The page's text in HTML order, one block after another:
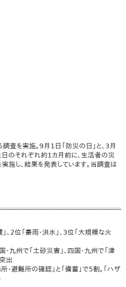
調査を実施。9月1日「防災の日」と、3月
のそれぞれ約1カ月前に、生活者の災
施し、結果を発表しています。当調査は
、2位「豪雨・洪水」、3位「大規模な火
・九州で「土砂災害」、四国・九州で「津
出
・避難所の確認」と「備蓄」で5割。「ハザ